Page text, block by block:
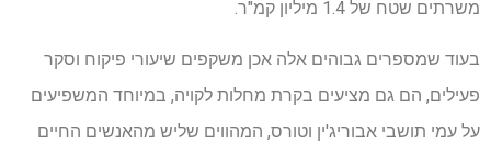
משרתים שטח של 1.4 מיליון קמ"ר.
בעוד שמספרים גבוהים אלה אכן משקפים שיעורי פיקוח וסקר
פעילים, הם גם מציעים בקרת מחלות לקויה, במיוחד המשפיעים
על עמי תושבי אבוריג'ין וטורס, המהווים שליש מהאנשים החיים